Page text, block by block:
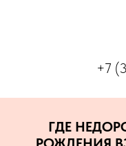
+7
ГДЕ